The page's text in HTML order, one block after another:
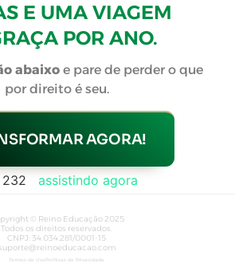
E UMA VIAGEM
POR ANO.
abaixo e pare de perder o que
por direito é seu.
AGORA!
232 assistindo agora
© Reino Educação 2025
Todos os direitos reservados.
CNPJ: 34.034.281/0001-15
suporte@reinoeducacao.com
Termos de Uso Políticas de Privacidade